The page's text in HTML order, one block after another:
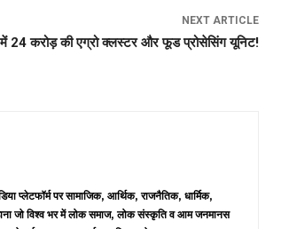
NEXT ARTICLE
में 24 करोड़ की एग्रो क्लस्टर और फूड प्रोसेसिंग यूनिट!
प्लेटफॉर्म पर सामाजिक, आर्थिक, राजनैतिक, धार्मिक,
जो विश्व भर में लोक समाज, लोक संस्कृति व आम जनमानस